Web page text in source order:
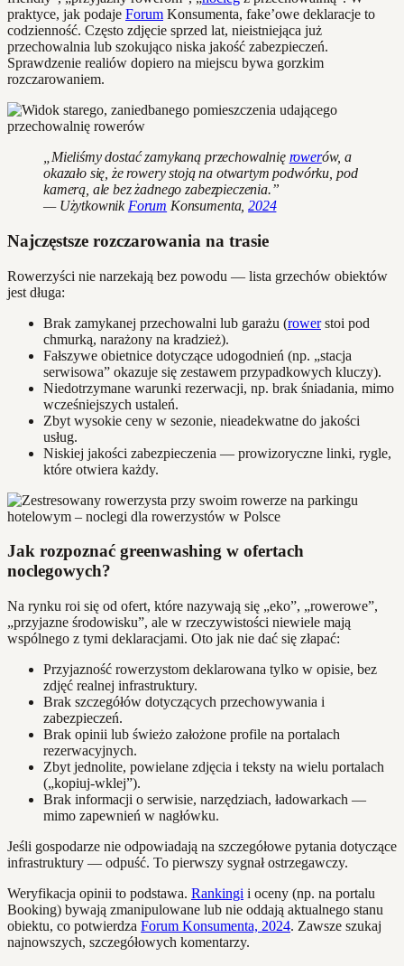
praktyce, jak podaje Forum Konsumenta, fake’owe deklaracje to
codzienność. Często zdjęcie sprzed lat, nieistniejąca już
przechowalnia lub szokująco niska jakość zabezpieczeń.
Sprawdzenie realiów dopiero na miejscu bywa gorzkim
rozczarowaniem.
„Mieliśmy dostać zamykaną przechowalnię rowerów, a
okazało się, że rowery stoją na otwartym podwórku, pod
kamerą, ale bez żadnego zabezpieczenia.”
— Użytkownik Forum Konsumenta,2024
Najczęstsze rozczarowania na trasie
Rowerzyści nie narzekają bez powodu — lista grzechów obiektów
jest długa:
Brak zamykanej przechowalni lub garażu (rowerstoi pod
chmurką, narażony na kradzież).
Fałszywe obietnice dotyczące udogodnień (np. „stacja
serwisowa” okazuje się zestawem przypadkowych kluczy).
Niedotrzymane warunki rezerwacji, np. brak śniadania, mimo
wcześniejszych ustaleń.
Zbyt wysokie ceny w sezonie, nieadekwatne do jakości
usług.
Niskiej jakości zabezpieczenia — prowizoryczne linki, rygle,
które otwiera każdy.
Jak rozpoznać greenwashing w ofertach
noclegowych?
Na rynku roi się od ofert, które nazywają się „eko”, „rowerowe”,
„przyjazne środowisku”, ale w rzeczywistości niewiele mają
wspólnego z tymi deklaracjami. Oto jak nie dać się złapać:
Przyjazność rowerzystom deklarowana tylko w opisie, bez
zdjęć realnej infrastruktury.
Brak szczegółów dotyczących przechowywania i
zabezpieczeń.
Brak opinii lub świeżo założone profile na portalach
rezerwacyjnych.
Zbyt jednolite, powielane zdjęcia i teksty na wielu portalach
(„kopiuj-wklej”).
Brak informacji o serwisie, narzędziach, ładowarkach —
mimo zapewnień w nagłówku.
Jeśli gospodarze nie odpowiadają na szczegółowe pytania dotyczące
infrastruktury — odpuść. To pierwszy sygnał ostrzegawczy.
Weryfikacja opinii to podstawa. Rankingi i oceny (np. na portalu
Booking) bywają zmanipulowane lub nie oddają aktualnego stanu
obiektu, co potwierdza Forum Konsumenta, 2024. Zawsze szukaj
najnowszych, szczegółowych komentarzy.